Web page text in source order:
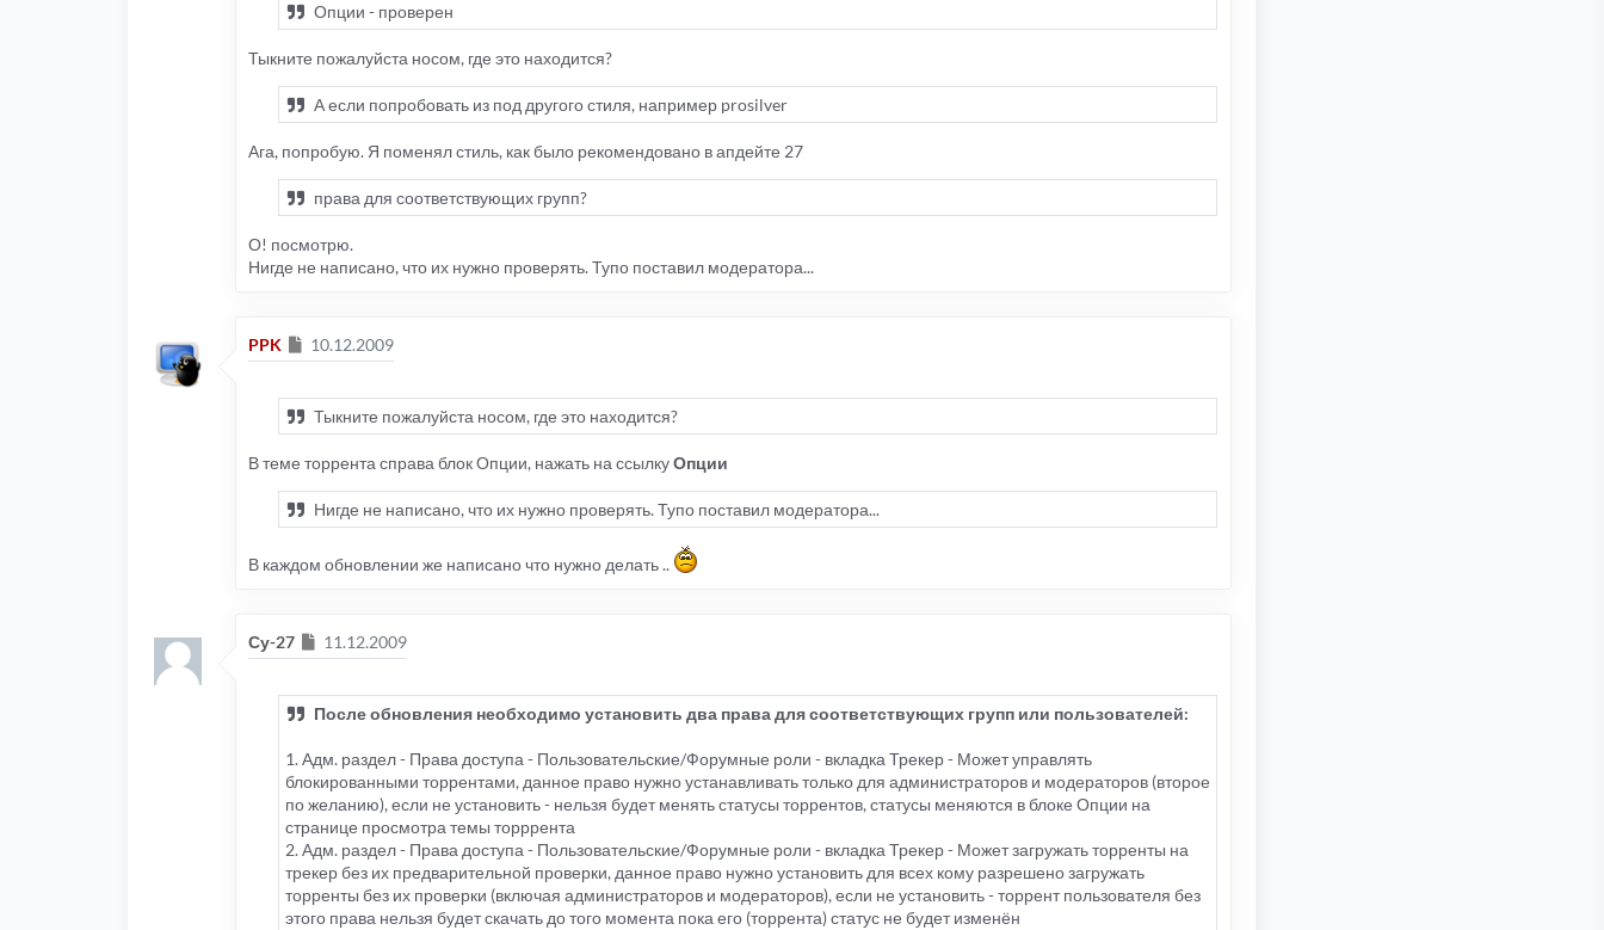
Опции - проверен
Тыкните пожалуйста носом, где это находится?
А если попробовать из под другого стиля, например prosilver
Ага, попробую. Я поменял стиль, как было рекомендовано в апдейте 27
права для соответствующих групп?
О! посмотрю.
Нигде не написано, что их нужно проверять. Тупо поставил модератора...
PPK Сообщение
10.12.2009
Тыкните пожалуйста носом, где это находится?
В теме торрента справа блок Опции, нажать на ссылкуОпции
Нигде не написано, что их нужно проверять. Тупо поставил модератора...
В каждом обновлении же написано что нужно делать ..
Су-27 Сообщение
11.12.2009
После обновления необходимо установить два права для соответствующих групп или пользователей:
1. Адм. раздел - Права доступа - Пользовательские/Форумные роли - вкладка Трекер - Может управлять
блокированными торрентами, данное право нужно устанавливать только для администраторов и модераторов (второе
по желанию), если не установить - нельзя будет менять статусы торрентов, статусы меняются в блоке Опции на
странице просмотра темы торррента
2. Адм. раздел - Права доступа - Пользовательские/Форумные роли - вкладка Трекер - Может загружать торренты на
трекер без их предварительной проверки, данное право нужно установить для всех кому разрешено загружать
торренты без их проверки (включая администраторов и модераторов), если не установить - торрент пользователя без
этого права нельзя будет скачать до того момента пока его (торрента) статус не будет изменён